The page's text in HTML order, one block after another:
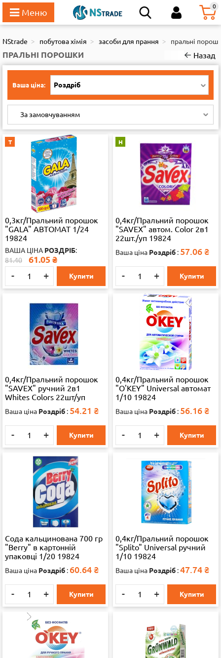
0
111
NStrade побутова хімія засоби для прання пральні
ПРАЛЬНІ ПОРОШКИ Назад
Ваша ціна: Роздріб
За замовчуванням
Т
0,3кг/Пральний порошок
"GALA" АВТОМАТ 1/24
19824
ВАША ЦІНА РОЗДРІБ:
81.40
61.05 ₴
- + Купити
Н
0,4кг/Пральний порошок
"SAVEX" автом. Color 2в1
22шт./уп 19824
Ваша ціна Роздріб : 57.06 ₴
- + Купити
0,4кг/Пральний порошок
"SAVEX" ручний 2в1
Whites Colors 22шт/уп
Ваша ціна Роздріб : 54.21 ₴
- + Купити
0,4кг/Пральний порошок
"O'KEY" Universal автомат
1/10 19824
Ваша ціна Роздріб : 56.16 ₴
- + Купити
Сода кальцинована 700 гр
"Berry" в картонній
упаковці 1/20 19824
Ваша ціна Роздріб : 60.64 ₴
- + Купити
0,4кг/Пральний порошок
"Splito" Universal ручний
1/10 19824
Ваша ціна Роздріб :47.74 ₴
- + Купити